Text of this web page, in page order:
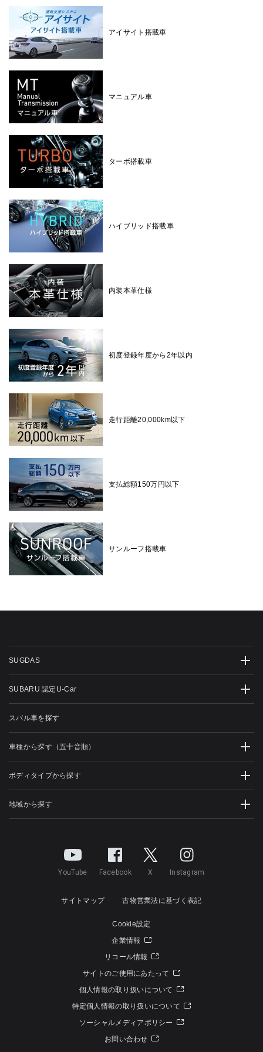
アイサイト搭載車
マニュアル車
ターボ搭載車
ハイブリッド搭載車
内装本革仕様
初度登録年度から2年以内
走行距離20,000km以下
支払総額150万円以下
サンルーフ搭載車
SUGDAS
SUBARU 認定U-Car
スバル車を探す
車種から探す（五十音順）
ボディタイプから探す
地域から探す
YouTube Facebook X Instagram
サイトマップ 古物営業法に基づく表記
Cookie設定
企業情報
リコール情報
サイトのご使用にあたって
個人情報の取り扱いについて
特定個人情報の取り扱いについて
ソーシャルメディアポリシー
お問い合わせ